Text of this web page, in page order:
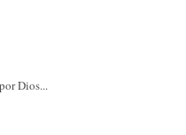
Dios...